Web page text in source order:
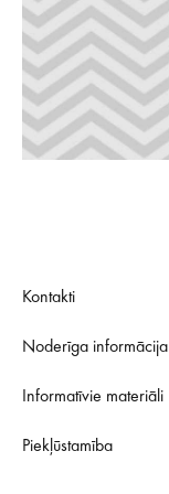
Kontakti
Noderīga informācija
Informatīvie materiāli
Piekļūstamība